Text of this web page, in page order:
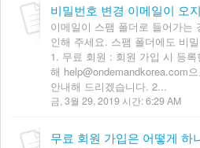
비밀번호 변경 이메일이 오
이메일이 스팸 폴더로 들어가는
인해 주세요. 스팸 폴더에도 비
1. 무료 회원 : 회원 가입 시 등
해 help@ondemandkorea.com
안내해 드리겠습니다. 2...
금, 3월 29, 2019 시간: 6:29 AM
무료 회원 가입은 어떻게 하